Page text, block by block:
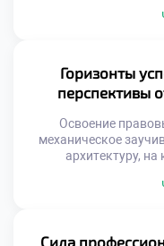
полученных знаний
продуманное
становится тем
Горизонты
перспективы
Освоение
механическое
архитектуру,
правовые нормы
поэтому
Сила